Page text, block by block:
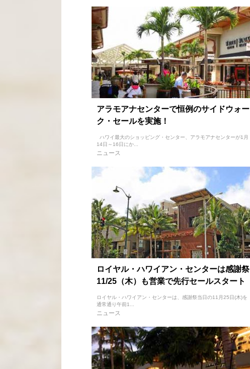
アラモアナセンターで恒例のサイドウォー
ク・セールを実施！
ハワイ最大のショッピング・センター、アラモアナセンターが1月
14日～16日にか...
ニュース
ロイヤル・ハワイアン・センターは感謝祭
11/25（木）も営業で先行セールスタート
ロイヤル・ハワイアン・センターは、感謝祭当日の11月25日(木)を
通常通り午前1...
ニュース